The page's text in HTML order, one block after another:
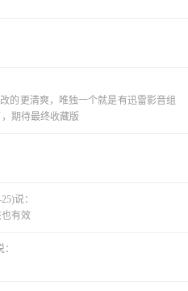
的更清爽，唯独一个就是有迅雷影音组
期待最终收藏版
说：
有效